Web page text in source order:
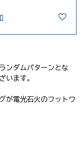
ンダムパターンとな
います。
が電光石火のフットワ